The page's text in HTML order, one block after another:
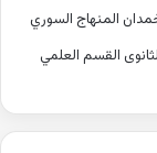
القسم العلمي